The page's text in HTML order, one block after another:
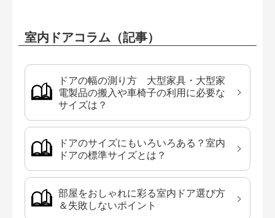
室内ドアコラム（記事）
ドアの幅の測り方 大型家具・大型家
電製品の搬入や車椅子の利用に必要な
サイズは？
ドアのサイズにもいろいろある？室内
ドアの標準サイズとは？
部屋をおしゃれに彩る室内ドア選び方
＆失敗しないポイント